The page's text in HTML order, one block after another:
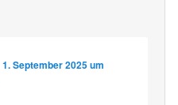
1. September 2025 um